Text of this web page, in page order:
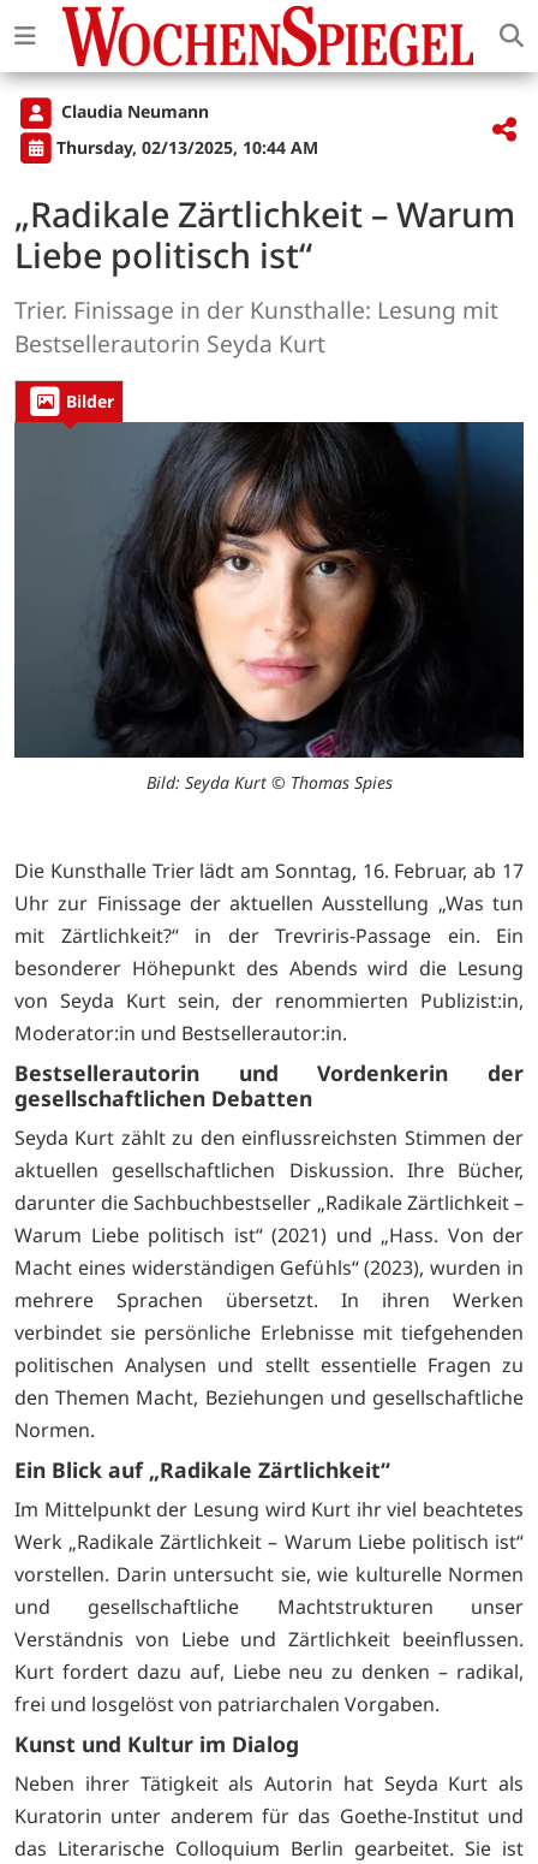
Claudia Neumann
Thursday, 02/13/2025, 10:44 AM
„Radikale Zärtlichkeit – Warum
Liebe politisch ist“
Trier. Finissage in der Kunsthalle: Lesung mit
Bestsellerautorin Seyda Kurt
Bilder
Bild: Seyda Kurt © Thomas Spies
Die Kunsthalle Trier lädt am Sonntag, 16. Februar, ab 17
Uhr zur Finissage der aktuellen Ausstellung „Was tun
mit Zärtlichkeit?“ in der Trevriris-Passage ein. Ein
besonderer Höhepunkt des Abends wird die Lesung
von Seyda Kurt sein, der renommierten Publizist:in,
Moderator:in und Bestsellerautor:in.
Bestsellerautorin und Vordenkerin der
gesellschaftlichen Debatten
Seyda Kurt zählt zu den einflussreichsten Stimmen der
aktuellen gesellschaftlichen Diskussion. Ihre Bücher,
darunter die Sachbuchbestseller „Radikale Zärtlichkeit –
Warum Liebe politisch ist“ (2021) und „Hass. Von der
Macht eines widerständigen Gefühls“ (2023), wurden in
mehrere Sprachen übersetzt. In ihren Werken
verbindet sie persönliche Erlebnisse mit tiefgehenden
politischen Analysen und stellt essentielle Fragen zu
den Themen Macht, Beziehungen und gesellschaftliche
Normen.
Ein Blick auf „Radikale Zärtlichkeit“
Im Mittelpunkt der Lesung wird Kurt ihr viel beachtetes
Werk „Radikale Zärtlichkeit – Warum Liebe politisch ist“
vorstellen. Darin untersucht sie, wie kulturelle Normen
und gesellschaftliche Machtstrukturen unser
Verständnis von Liebe und Zärtlichkeit beeinflussen.
Kurt fordert dazu auf, Liebe neu zu denken – radikal,
frei und losgelöst von patriarchalen Vorgaben.
Kunst und Kultur im Dialog
Neben ihrer Tätigkeit als Autorin hat Seyda Kurt als
Kuratorin unter anderem für das Goethe-Institut und
das Literarische Colloquium Berlin gearbeitet. Sie ist